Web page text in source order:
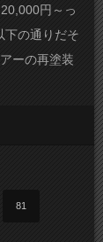
円～っ
下の通りだそ
ーの再塗装
81